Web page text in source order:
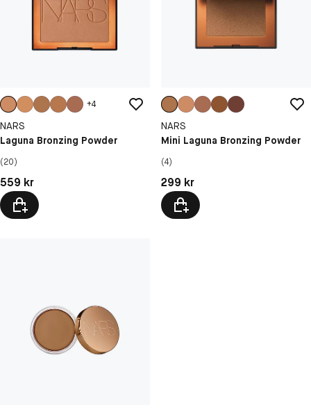
+4
NARS
Laguna Bronzing Powder
(20)
Pris: 559 kr
559 kr
NARS
Mini Laguna Bronzing Powder
(4)
Pris: 299 kr
299 kr